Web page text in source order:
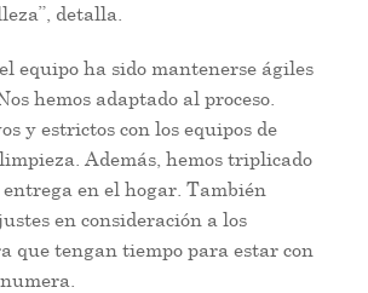
detalla.
equipo ha sido mantenerse ágiles
hemos adaptado al proceso.
y estrictos con los equipos de
Además, hemos triplicado
entrega en el hogar. También
en consideración a los
que tengan tiempo para estar con